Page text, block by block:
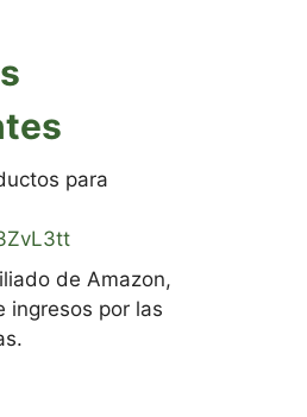
para
de Amazon,
ingresos por las